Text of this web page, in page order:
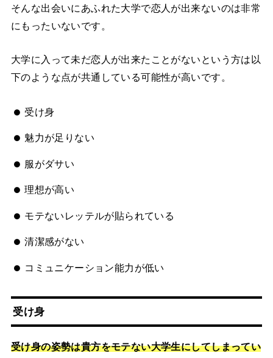
そんな出会いにあふれた大学で恋人が出来ないのは非常
にもったいないです。
大学に入って未だ恋人が出来たことがないという方は以
下のような点が共通している可能性が高いです。
受け身
魅力が足りない
服がダサい
理想が高い
モテないレッテルが貼られている
清潔感がない
コミュニケーション能力が低い
受け身
受け身の姿勢は貴方をモテない大学生にしてしまってい